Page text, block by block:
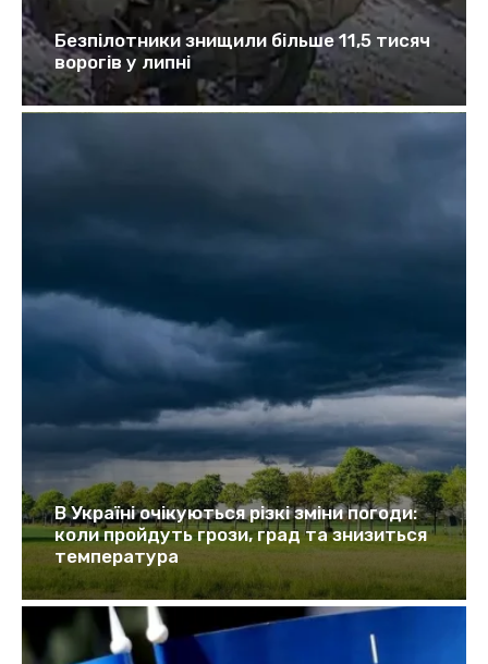
Безпілотники знищили більше 11,5 тисяч
ворогів у липні
В Україні очікуються різкі зміни погоди:
коли пройдуть грози, град та знизиться
температура